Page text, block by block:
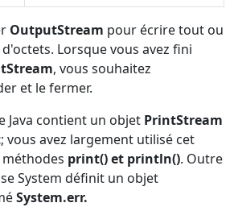
OutputStream pour écrire tout ou
Lorsque vous avez fini
, vous souhaitez
et le fermer.
Java contient un objet PrintStream
; vous avez largement utilisé cet
print() et println(). Outre
System définit un objet
System.err.